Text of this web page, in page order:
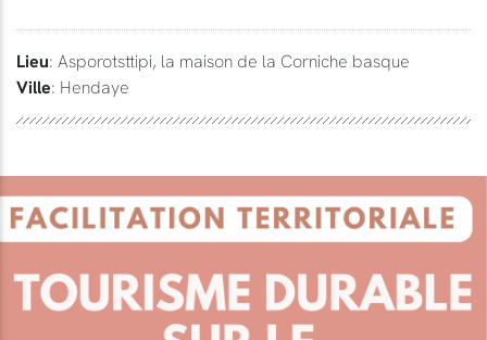
Lieu: Asporotsttipi, la maison de la Corniche basque
Ville: Hendaye